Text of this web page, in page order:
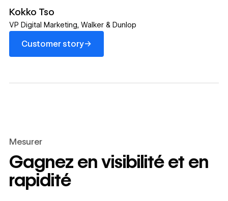
Kokko Tso
VP Digital Marketing, Walker & Dunlop
Customer story→
Customer story
Mesurer
Gagnez en visibilité et en
rapidité